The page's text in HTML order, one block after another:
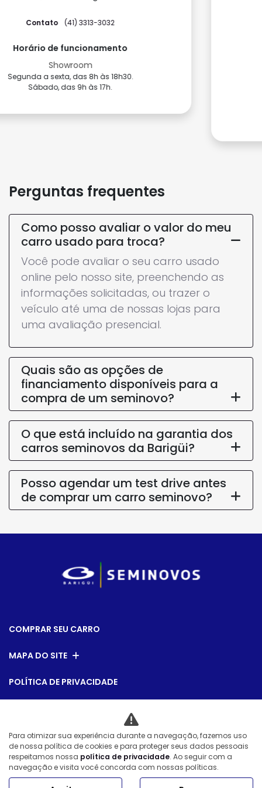
(41) 3075-3713
Horário de funcionamento
Showroom
Sábado, das 9h às 17h.
Perguntas frequentes
Como posso avaliar o valor do meu
carro usado para troca?
Você pode avaliar o seu carro usado
online pelo nosso site, preenchendo as
informações solicitadas, ou trazer o
veículo até uma de nossas lojas para
uma avaliação presencial.
Quais são as opções de
financiamento disponíveis para a
compra de um seminovo?
O que está incluído na garantia dos
carros seminovos da Barigüi?
Posso agendar um test drive antes
de comprar um carro seminovo?
COMPRAR SEU CARRO
MAPA DO SITE
POLÍTICA DE PRIVACIDADE
Vox Comercio de Automoveis Ltda
CNPJ: 08.540.795/0007-28
Desacelere. Seu bem maior é a vida.
Para otimizar sua experiência durante a navegação, fazemos uso
de nossa política de cookies e para proteger seus dados pessoais
respeitamos nossa política de privacidade. Ao seguir com a
navegação e visita você concorda com nossas políticas.